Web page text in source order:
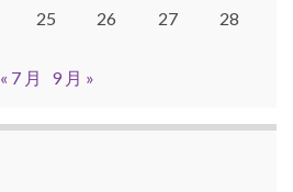
25 26 27
28
« 7 月
9 月 »